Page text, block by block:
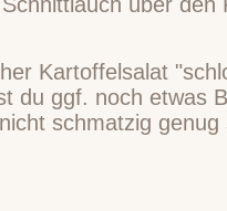
Kartoffelsalat
du ggf. noch etwas
schmatzig genug